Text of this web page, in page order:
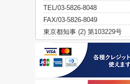
TEL/03-5826-8048
FAX/03-5826-8049
東京都知事 (2) 第103229号